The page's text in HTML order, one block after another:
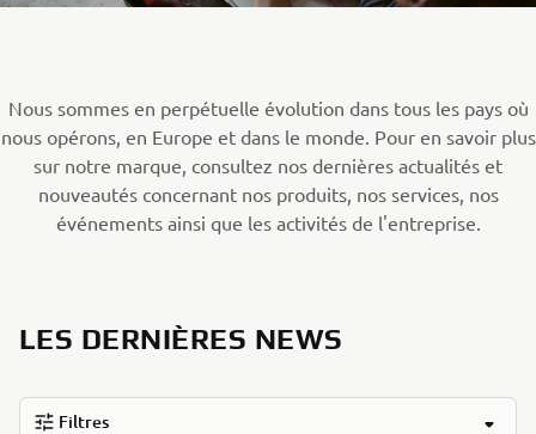
Nous sommes en perpétuelle évolution dans tous les pays où
nous opérons, en Europe et dans le monde. Pour en savoir plus
sur notre marque, consultez nos dernières actualités et
nouveautés concernant nos produits, nos services, nos
événements ainsi que les activités de l'entreprise.
LES DERNIÈRES NEWS
Filtres